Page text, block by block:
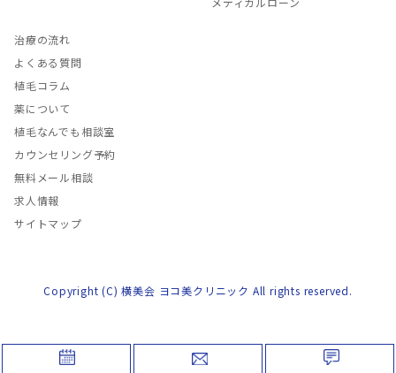
治療の流れ
よくある質問
植毛コラム
薬について
植毛なんでも相談室
カウンセリング予約
無料メール相談
求人情報
サイトマップ
Copyright (C) 横美会 ヨコ美クリニック All rights reserved.